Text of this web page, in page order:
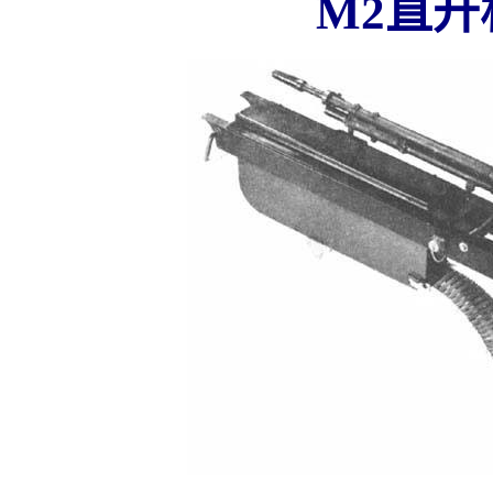
M2直升